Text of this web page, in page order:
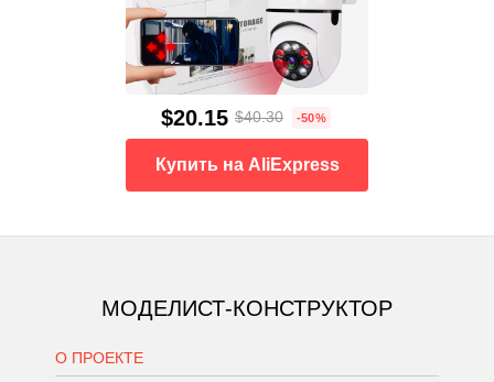
$20.15 $40.30 -50%
Купить на AliExpress
МОДЕЛИСТ-КОНСТРУКТОР
О ПРОЕКТЕ